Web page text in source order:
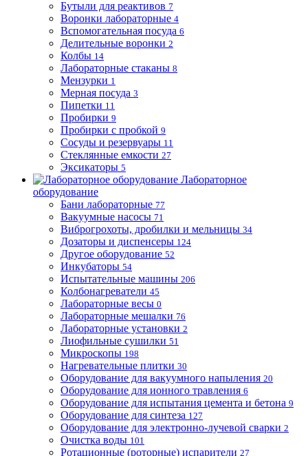
Бутыли для реактивов 7
Воронки лабораторные 4
Вспомогательная посуда 6
Делительные воронки 2
Колбы 14
Лабораторные стаканы 8
Мензурки 1
Мерная посуда 3
Пипетки 11
Пробирки 9
Пробирки с пробкой 9
Сосуды и резервуары 11
Стеклянные емкости 27
Эксикаторы 5
Лабораторное
оборудование
Бани лабораторные 77
Вакуумные насосы 71
Виброгрохоты, дробилки и мельницы 34
Дозаторы и диспенсеры 124
Другое оборудование 52
Инкубаторы 54
Испытательные машины 206
Колбонагреватели 45
Лабораторные весы 0
Лабораторные мешалки 76
Лабораторные установки 2
Лиофильные сушилки 51
Микроскопы 198
Нагревательные плитки 30
Оборудование для вакуумного напыления 20
Оборудование для ионного травления 6
Оборудование для испытания цемента и бетона 9
Оборудование для синтеза 127
Оборудование для электронно-лучевой сварки 2
Очистка воды 101
Ротационные (роторные) испарители 27